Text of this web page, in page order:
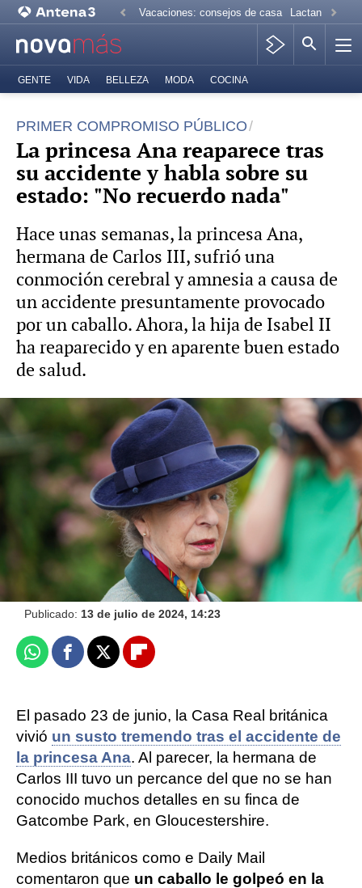
Vacaciones: consejos de casa Lactancia
GENTE VIDA BELLEZA MODA COCINA
PRIMER COMPROMISO PÚBLICO
La princesa Ana reaparece tras
su accidente y habla sobre su
estado: "No recuerdo nada"
Hace unas semanas, la princesa Ana,
hermana de Carlos III, sufrió una
conmoción cerebral y amnesia a causa de
un accidente presuntamente provocado
por un caballo. Ahora, la hija de Isabel II
ha reaparecido y en aparente buen estado
de salud.
Foto: Gtres
Los mejores looks de Kate Middleton en
Wimbledon desde 2011 hasta 2023
Publicado: 13 de julio de 2024, 14:23
WhatsappFacebook
X Flipboard
El pasado 23 de junio, la Casa Real británica
vivió un susto tremendo tras el accidente de
la princesa Ana. Al parecer, la hermana de
Carlos III tuvo un percance del que no se han
conocido muchos detalles en su finca de
Gatcombe Park, en Gloucestershire.
Medios británicos como e Daily Mail
comentaron que un caballo le golpeó en la